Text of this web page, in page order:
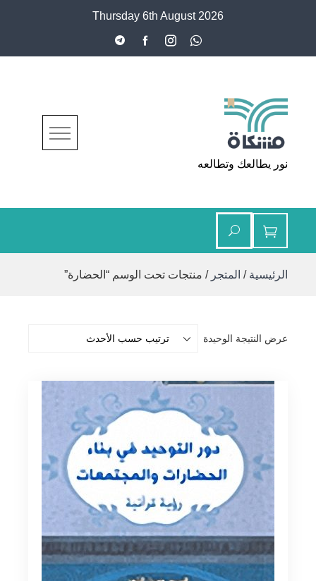
Thursday 6th August 2026
مشكاة
نور يطالعك وتطالعه
الرئيسية / المتجر / منتجات تحت الوسم “الحضارة”
عرض النتيجة الوحيدة